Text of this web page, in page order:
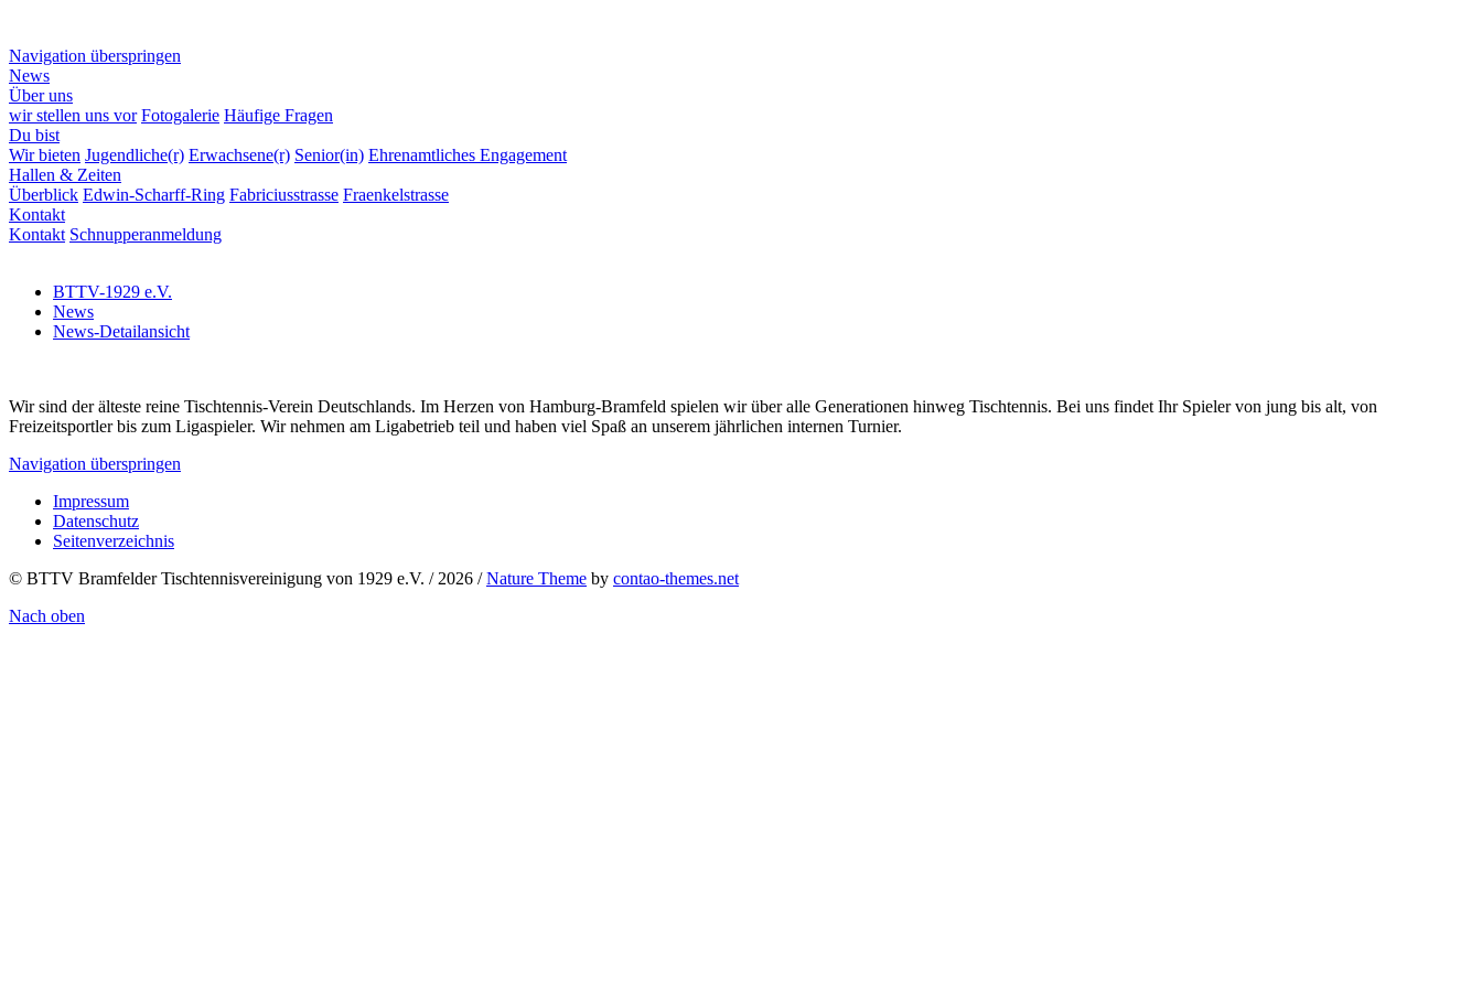
Navigation überspringen
News
Über uns
wir stellen uns vor Fotogalerie Häufige Fragen
Du bist
Wir bieten Jugendliche(r) Erwachsene(r) Senior(in) Ehrenamtliches Engagement
Hallen & Zeiten
Überblick Edwin-Scharff-Ring Fabriciusstrasse Fraenkelstrasse
Kontakt
Kontakt Schnupperanmeldung
BTTV-1929 e.V.
News
News-Detailansicht
Wir sind der älteste reine Tischtennis-Verein Deutschlands. Im Herzen von Hamburg-Bramfeld spielen wir über alle Generationen hinweg Tischtennis. Bei uns findet Ihr Spieler von jung bis alt, von
Freizeitsportler bis zum Ligaspieler. Wir nehmen am Ligabetrieb teil und haben viel Spaß an unserem jährlichen internen Turnier.
Navigation überspringen
Impressum
Datenschutz
Seitenverzeichnis
© BTTV Bramfelder Tischtennisvereinigung von 1929 e.V. / 2026 /Nature Theme by contao-themes.net
Nach oben